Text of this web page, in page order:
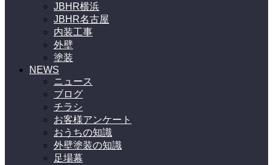
JBHR横浜
JBHR名古屋
内装工事
外壁
塗装
NEWS
ニュース
ブログ
チラシ
お客様アンケート
おうちの知識
外壁塗装の知識
足場幕